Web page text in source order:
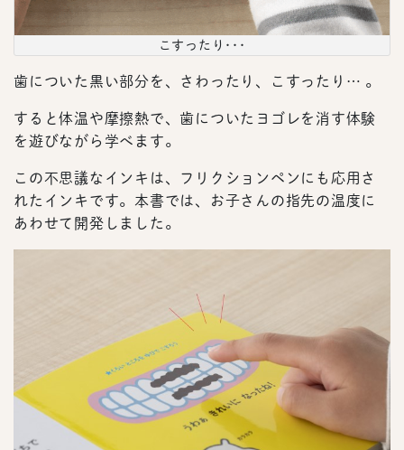
こすったり･･･
歯についた黒い部分を、さわったり、こすったり… 。
すると体温や摩擦熱で、歯についたヨゴレを消す体験
を遊びながら学べます。
この不思議なインキは、フリクションペンにも応用さ
れたインキです。本書では、お子さんの指先の温度に
あわせて開発しました。